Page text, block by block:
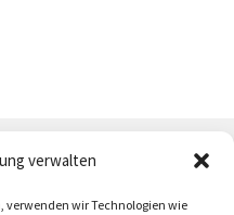
verwalten
verwenden wir Technologien wie
auf